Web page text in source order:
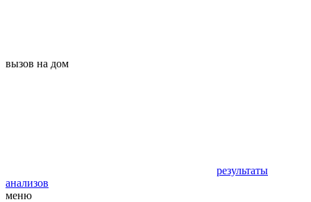
вызов на дом
результаты
анализов
меню